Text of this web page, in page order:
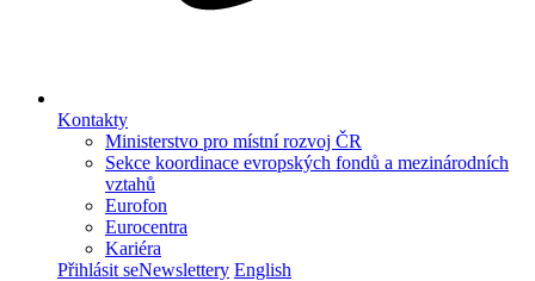
Kontakty
Ministerstvo pro místní rozvoj ČR
Sekce koordinace evropských fondů a mezinárodních
vztahů
Eurofon
Eurocentra
Kariéra
Přihlásit seNewslettery English